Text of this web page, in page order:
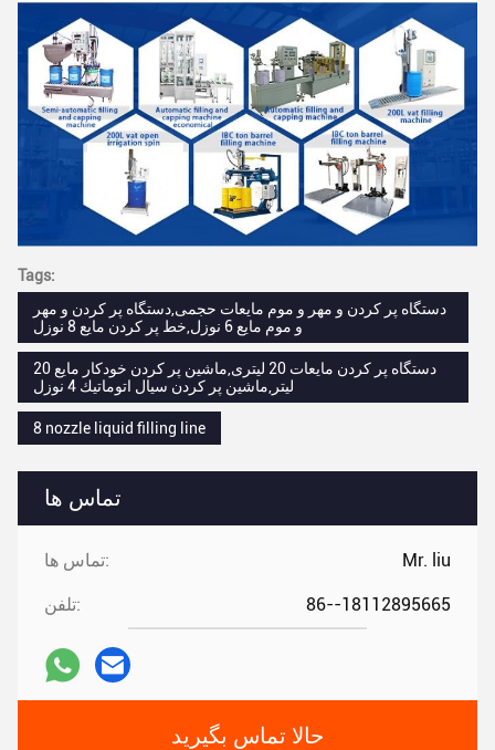
تماس ها
تماس ها: Mr. liu
تلفن: 86--18112895665
حالا تماس بگیرید
Tags:
دستگاه پر کردن و مهر و موم مایعات حجمی,دستگاه پر کردن و مهر
و موم مایع 6 نوزل,خط پر کردن مایع 8 نوزل
دستگاه پر کردن مایعات 20 لیتری,ماشین پر کردن خودکار مایع 20
لیتر,ماشين پر کردن سيال اتوماتيك 4 نوزل
8 nozzle liquid filling line